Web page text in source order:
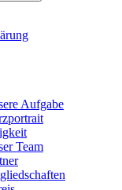
Aufgabe
Team